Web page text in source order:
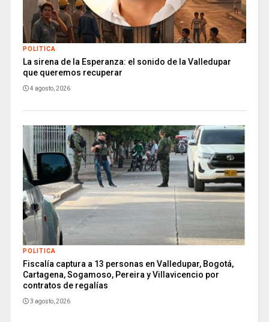
POLITICA
La sirena de la Esperanza: el sonido de la Valledupar
que queremos recuperar
4 agosto, 2026
POLITICA
Fiscalía captura a 13 personas en Valledupar, Bogotá,
Cartagena, Sogamoso, Pereira y Villavicencio por
contratos de regalías
3 agosto, 2026